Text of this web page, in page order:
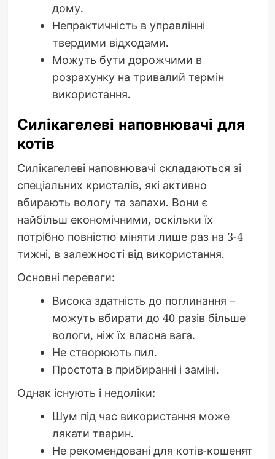
дому.
Непрактичність в управлінні
твердими відходами.
Можуть бути дорожчими в
розрахунку на тривалий термін
використання.
Силікагелеві наповнювачі для
котів
Силікагелеві наповнювачі складаються зі
спеціальних кристалів, які активно
вбирають вологу та запахи. Вони є
найбільш економічними, оскільки їх
потрібно повністю міняти лише раз на 3-4
тижні, в залежності від використання.
Основні переваги:
Висока здатність до поглинання –
можуть вбирати до 40 разів більше
вологи, ніж їх власна вага.
Не створюють пил.
Простота в прибиранні і заміні.
Однак існують і недоліки:
Шум під час використання може
лякати тварин.
Не рекомендовані для котів-кошенят